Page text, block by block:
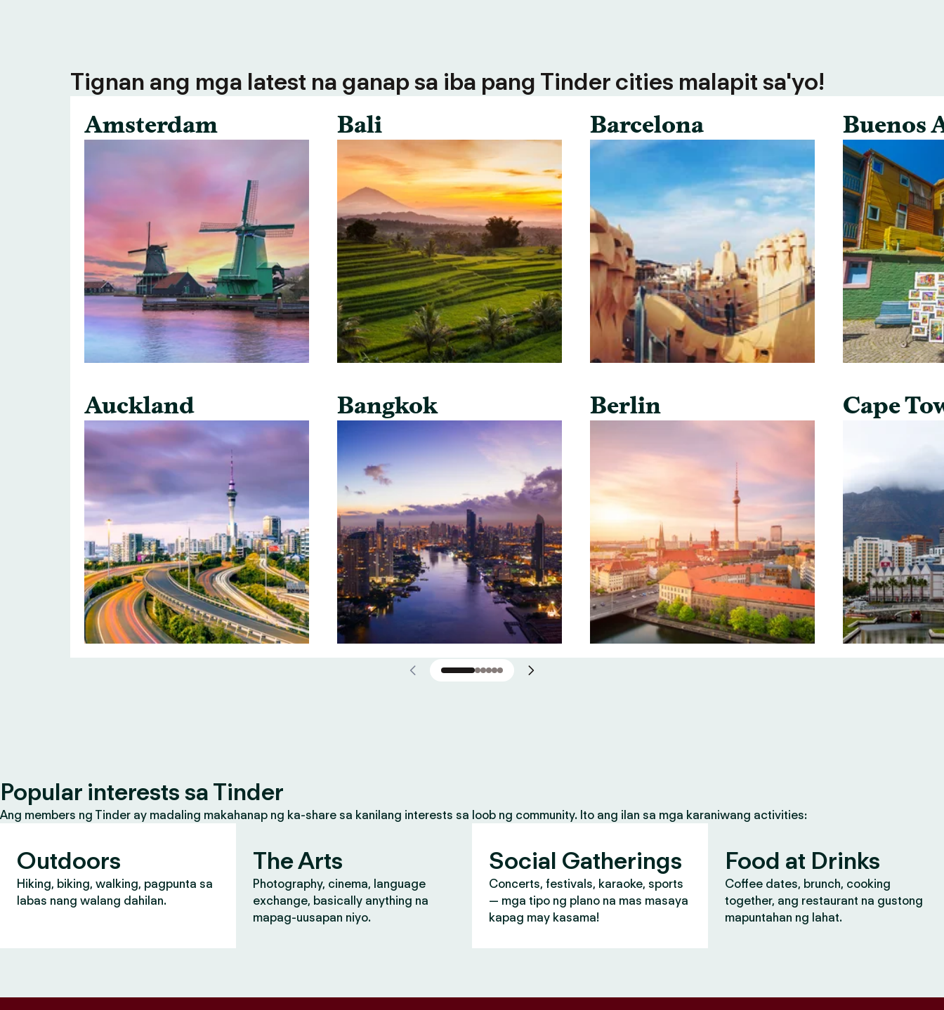
Tignan ang mga latest na ganap sa iba pang Tinder cities malapit sa'yo!
Amsterdam
Auckland
Bali
Bangkok
Barcelona
Berlin
Buenos
Cape
Popular interests sa Tinder
Ang members ng Tinder ay madaling makahanap ng ka-share sa kanilang interests sa loob ng community. Ito ang ilan sa mga karaniwang activities:
Outdoors
Hiking, biking, walking, pagpunta sa
labas nang walang dahilan.
The Arts
Photography, cinema, language
exchange, basically anything na
mapag-uusapan niyo.
Social Gatherings
Concerts, festivals, karaoke, sports
— mga tipo ng plano na mas masaya
kapag may kasama!
Food at Drinks
Coffee dates, brunch, cooking
together, ang restaurant na gustong
mapuntahan ng lahat.